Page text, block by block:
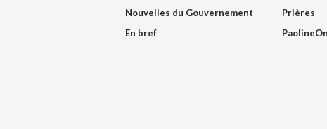
Nouvelles du Gouvernement
En bref
Prières